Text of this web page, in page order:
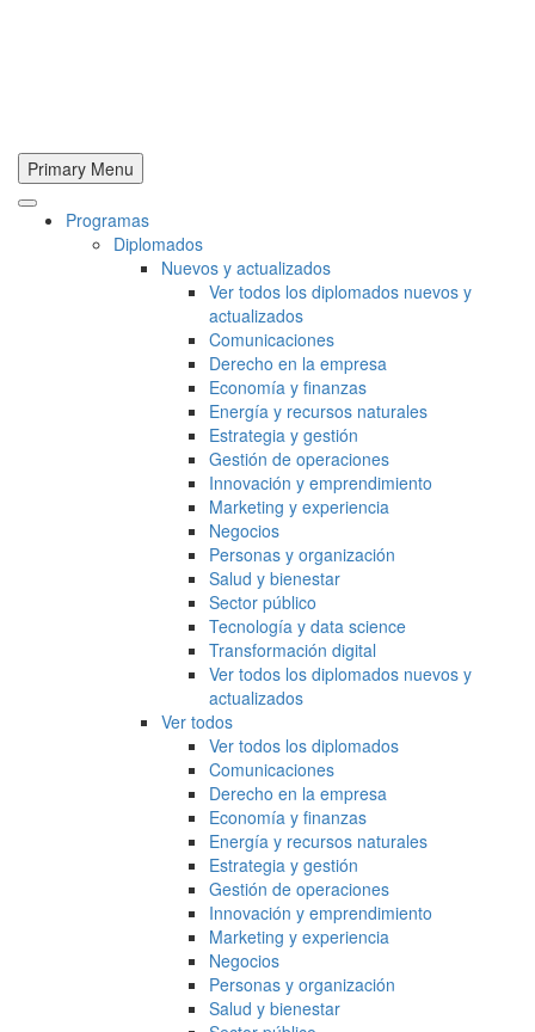
Primary Menu
Programas
Diplomados
Nuevos y actualizados
Ver todos los diplomados nuevos y
actualizados
Comunicaciones
Derecho en la empresa
Economía y finanzas
Energía y recursos naturales
Estrategia y gestión
Gestión de operaciones
Innovación y emprendimiento
Marketing y experiencia
Negocios
Personas y organización
Salud y bienestar
Sector público
Tecnología y data science
Transformación digital
Ver todos los diplomados nuevos y
actualizados
Ver todos
Ver todos los diplomados
Comunicaciones
Derecho en la empresa
Economía y finanzas
Energía y recursos naturales
Estrategia y gestión
Gestión de operaciones
Innovación y emprendimiento
Marketing y experiencia
Negocios
Personas y organización
Salud y bienestar